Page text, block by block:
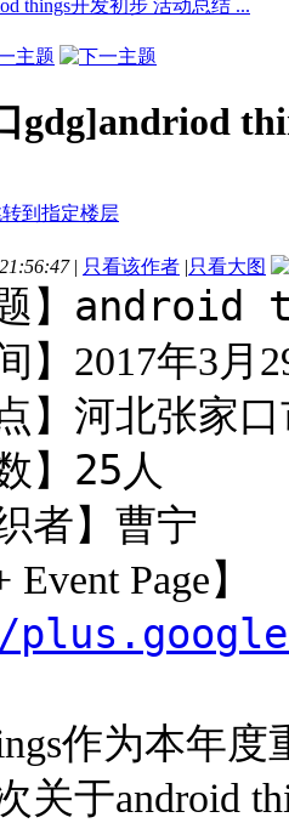
things开发初步 活动总结 ...
gdg]andriod
| 只看该作者 |只看大图
题】android
】 2017年3月
】 河北张家
】25 人
者】曹宁
Event Page】
作为本年
关于android